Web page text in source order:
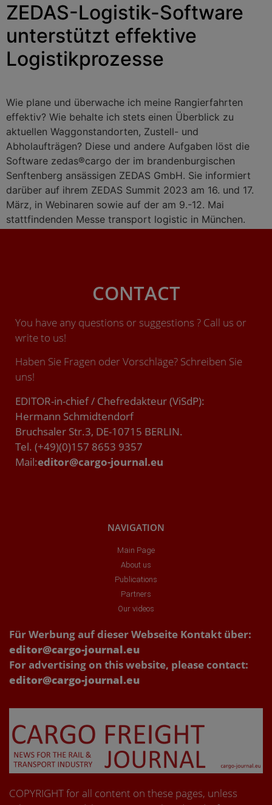
ZEDAS-Logistik-Software
unterstützt effektive
Logistikprozesse
Wie plane und überwache ich meine Rangierfahrten
effektiv? Wie behalte ich stets einen Überblick zu
aktuellen Waggonstandorten, Zustell- und
Abholaufträgen? Diese und andere Aufgaben löst die
Software zedas®cargo der im brandenburgischen
Senftenberg ansässigen ZEDAS GmbH. Sie informiert
darüber auf ihrem ZEDAS Summit 2023 am 16. und 17.
März, in Webinaren sowie auf der am 9.-12. Mai
stattfindenden Messe transport logistic in München.
CONTACT
You have any questions or suggestions ? Call us or
write to us!
Haben Sie Fragen oder Vorschläge? Schreiben Sie
uns!
EDITOR-in-chief / Chefredakteur (ViSdP):
Hermann Schmidtendorf
Bruchsaler Str.3, DE-10715 BERLIN.
Tel. (+49)(0)157 8653 9357
Mail:editor@cargo-journal.eu
NAVIGATION
Main Page
About us
Publications
Partners
Our videos
Für Werbung auf dieser Webseite Kontakt über:
editor@cargo-journal.eu
For advertising on this website, please contact:
editor@cargo-journal.eu
COPYRIGHT for all content on these pages, unless